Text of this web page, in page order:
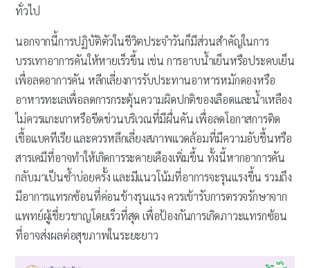
ทั่วไป
นอกจากนี้การปฏิบัติตัวในชีวิตประจำวันก็มีส่วนสำคัญในการ
บรรเทาอาการคันให้หายเร็วขึ้น เช่น การอาบน้ำเย็นหรือประคบเย็น
เพื่อลดอาการคัน หลีกเลี่ยงการรับประทานอาหารหมักดองหรือ
อาหารทะเลเพื่อลดการกระตุ้นความผิดปกติของเลือดและน้ำเหลือง
ไม่ควรแกะเกาหรือขีดข่วนบริเวณที่มีผื่นคัน เพื่อลดโอกาสการติด
เชื้อแบคทีเรีย และควรหลีกเลี่ยงสภาพแวดล้อมที่มีความอับชื้นหรือ
สารเคมีที่อาจทำให้เกิดการระคายเคืองเพิ่มขึ้น ทั้งนี้หากอาการคัน
กลับมาเป็นซ้ำบ่อยครั้ง และมีแนวโน้มที่อาการจะรุนแรงขึ้น รวมถึง
มีอาการแทรกซ้อนที่ค่อนข้างรุนแรง ควรเข้ารับการตรวจรักษาจาก
แพทย์ผู้เชี่ยวชาญโดยเร็วที่สุด เพื่อป้องกันการเกิดภาวะแทรกซ้อน
ที่อาจส่งผลต่อสุขภาพในระยะยาว